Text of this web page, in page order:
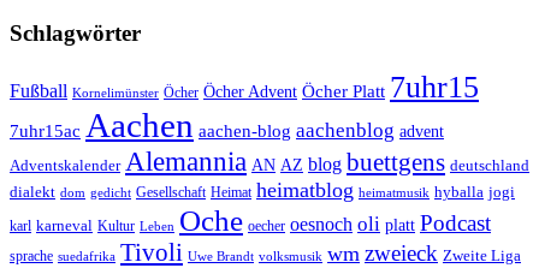
Schlagwörter
Fußball Kornelimünster Öcher Öcher Advent Öcher Platt 7uhr15
7uhr15ac Aachen aachen-blog aachenblog advent
Adventskalender Alemannia AN AZ blog buettgens deutschland
dialekt dom gedicht Gesellschaft Heimat heimatblog heimatmusik hyballa jogi
karl karneval Kultur Leben Oche oecher oesnoch oli platt Podcast
sprache suedafrika Tivoli Uwe Brandt volksmusik wm zweieck Zweite Liga